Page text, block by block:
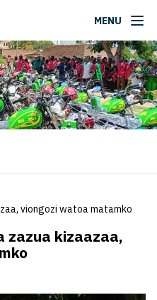
MENU
viongozi watoa matamko
zazua kizaazaa,